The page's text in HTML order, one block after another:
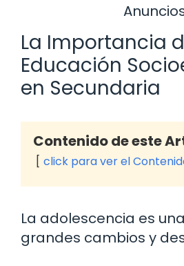
La Importancia
Educación
en Secundaria
Contenido de este
click para ver el
La adolescencia es
grandes cambios y